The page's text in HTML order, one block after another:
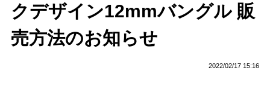
クデザイン12mmバングル 販
売方法のお知らせ
2022/02/17 15:16